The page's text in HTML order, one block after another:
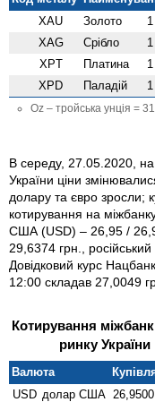
XAU
Золото 1
XAG Срібло 1
XPT Платина 1
XPD Паладій 1
Oz – тройська унція =
В середу, 27.05.2020,
України ціни
долару та євро зросли;
котирування на
США (USD) – 26,95 /
29,6374 грн.,
Довідковий курс
12:00 складав 27,0049
Котирування
ринку України
Валюта
USD долар США 26,9500